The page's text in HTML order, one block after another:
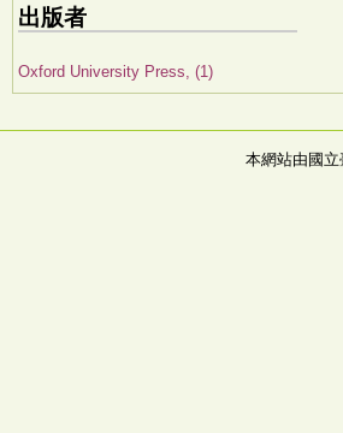
出版者
Oxford University Press, (1)
本網站由國